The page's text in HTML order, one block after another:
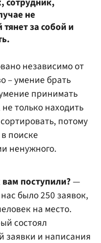
не
за собой и
независимо от
– умение брать
принимать
только находить
потому
поиске
ненужного.
поступили?—
было 250 заявок,
на место.
состоял
заявки и написания